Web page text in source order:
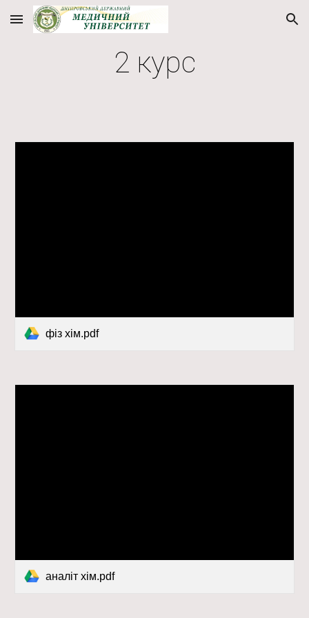
Skip to main content Skip to navigation
2 курс
фіз хім.pdf
аналіт хім.pdf